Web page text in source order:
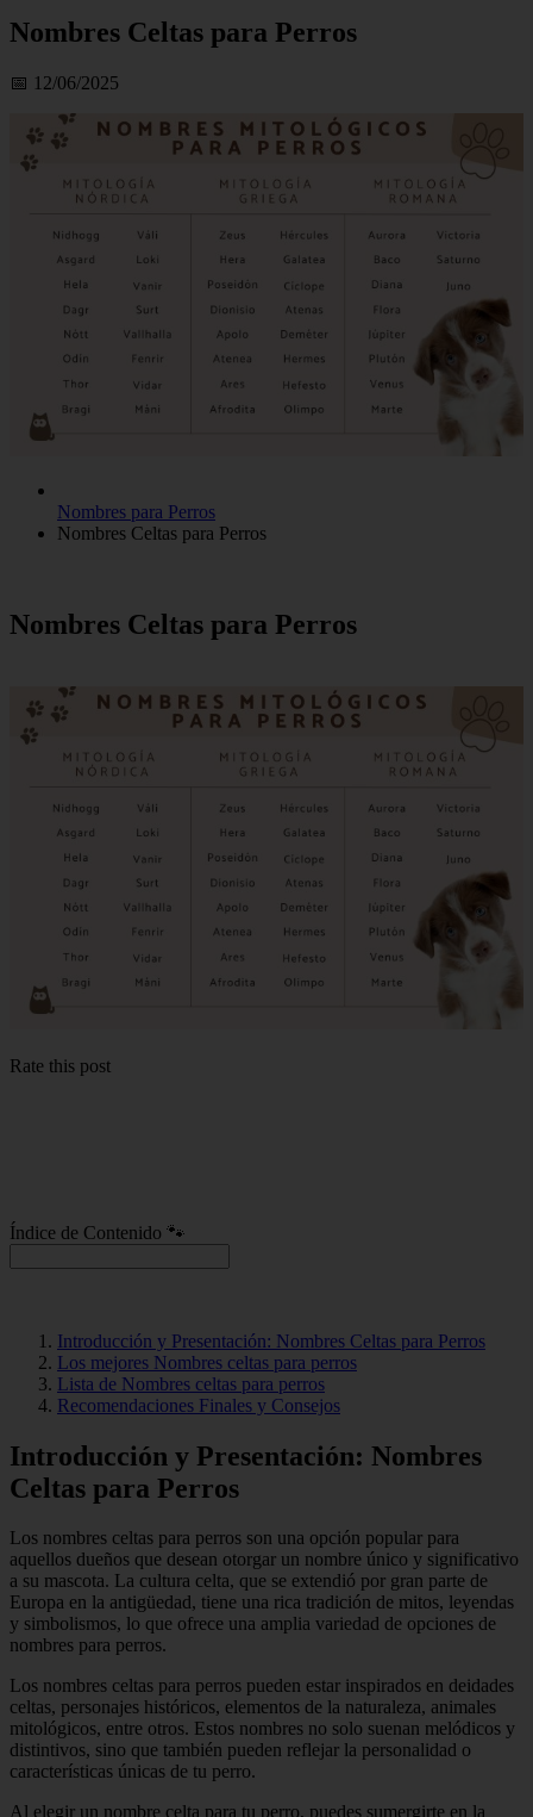
Nombres Celtas para Perros
📅 12/06/2025
Nombres para Perros
Nombres Celtas para Perros
Nombres Celtas para Perros
Rate this post
Índice de Contenido 🐾
Introducción y Presentación: Nombres Celtas para Perros
Los mejores Nombres celtas para perros
Lista de Nombres celtas para perros
Recomendaciones Finales y Consejos
Introducción y Presentación: Nombres
Celtas para Perros
Los nombres celtas para perros son una opción popular para
aquellos dueños que desean otorgar un nombre único y significativo
a su mascota. La cultura celta, que se extendió por gran parte de
Europa en la antigüedad, tiene una rica tradición de mitos, leyendas
y simbolismos, lo que ofrece una amplia variedad de opciones de
nombres para perros.
Los nombres celtas para perros pueden estar inspirados en deidades
celtas, personajes históricos, elementos de la naturaleza, animales
mitológicos, entre otros. Estos nombres no solo suenan melódicos y
distintivos, sino que también pueden reflejar la personalidad o
características únicas de tu perro.
Al elegir un nombre celta para tu perro, puedes sumergirte en la